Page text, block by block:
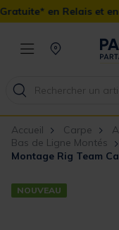
et en Magasin ainsi
Accueil Carpe
Bas de Ligne Montés
Montage Rig Team
NOUVEAU